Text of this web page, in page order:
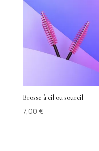
Brosse à cil ou sourcil
7,00 €